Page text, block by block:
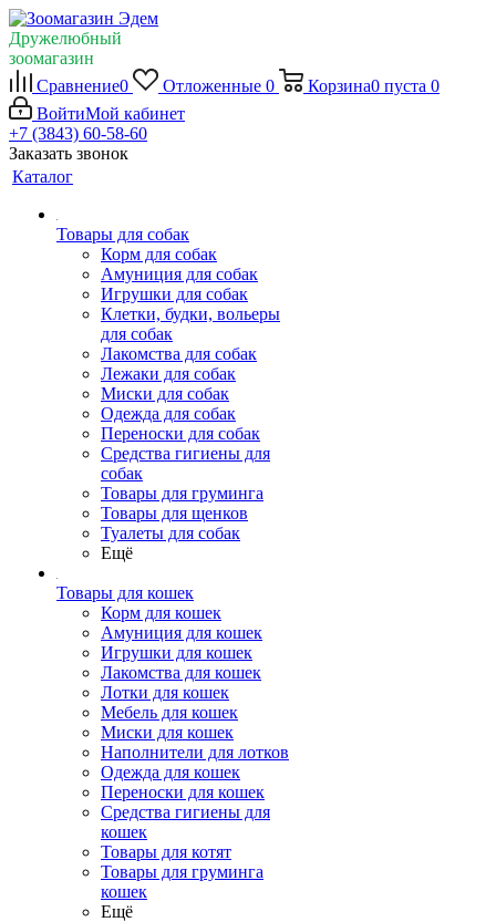
Дружелюбный
зоомагазин
Сравнение0 Отложенные 0 Корзина0 пуста 0
ВойтиМой кабинет
+7 (3843) 60-58-60
Заказать звонок
Каталог
Товары для собак
Корм для собак
Амуниция для собак
Игрушки для собак
Клетки, будки, вольеры
для собак
Лакомства для собак
Лежаки для собак
Миски для собак
Одежда для собак
Переноски для собак
Средства гигиены для
собак
Товары для груминга
Товары для щенков
Туалеты для собак
Ещё
Товары для кошек
Корм для кошек
Амуниция для кошек
Игрушки для кошек
Лакомства для кошек
Лотки для кошек
Мебель для кошек
Миски для кошек
Наполнители для лотков
Одежда для кошек
Переноски для кошек
Средства гигиены для
кошек
Товары для котят
Товары для груминга
кошек
Ещё